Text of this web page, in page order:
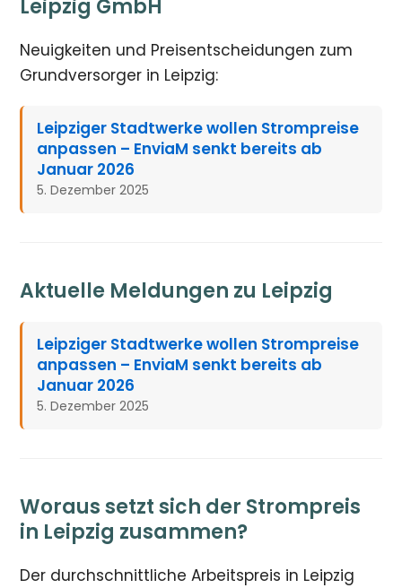
Leipzig GmbH
Neuigkeiten und Preisentscheidungen zum
Grundversorger in Leipzig:
Leipziger Stadtwerke wollen Strompreise
anpassen – EnviaM senkt bereits ab
Januar 2026
5. Dezember 2025
Aktuelle Meldungen zu Leipzig
Leipziger Stadtwerke wollen Strompreise
anpassen – EnviaM senkt bereits ab
Januar 2026
5. Dezember 2025
Woraus setzt sich der Strompreis
in Leipzig zusammen?
Der durchschnittliche Arbeitspreis in Leipzig